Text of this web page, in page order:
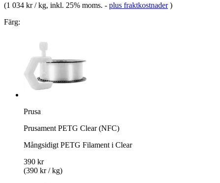
(1 034 kr / kg, inkl. 25% moms. - plus fraktkostnader )
Färg:
Prusa
Prusament PETG Clear (NFC)
Mångsidigt PETG Filament i Clear
390 kr
(390 kr / kg)